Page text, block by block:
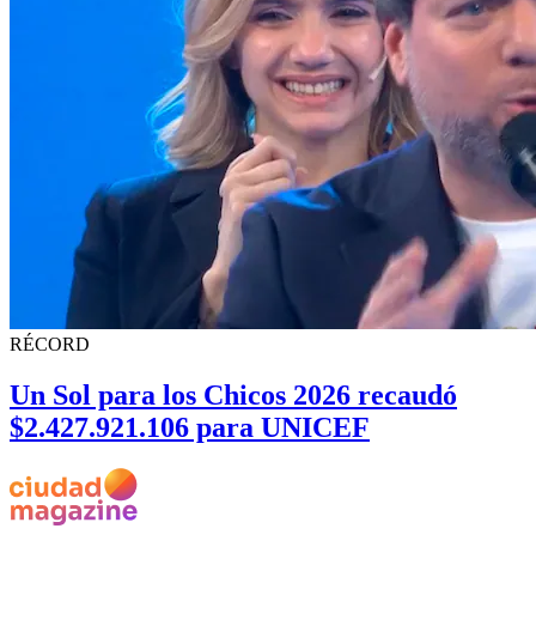
RÉCORD
Un Sol para los Chicos 2026 recaudó
$2.427.921.106 para UNICEF